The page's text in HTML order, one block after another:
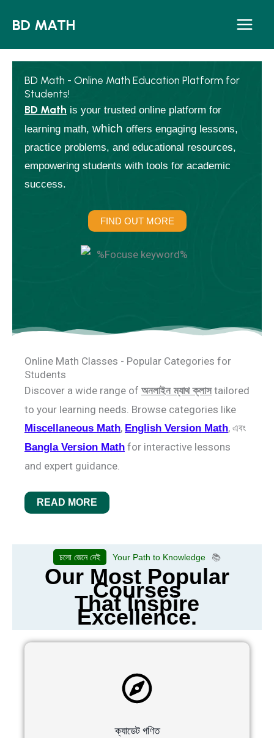
BD MATH
BD Math - Online Math Education Platform for
Students!
BD Math is your trusted online platform for
learning math, which offers engaging lessons,
practice problems, and educational resources,
empowering students with tools for academic
success.
FIND OUT MORE
Online Math Classes - Popular Categories for
Students
Discover a wide range of অনলাইন ম্যাথ ক্লাসtailored
to your learning needs. Browse categories like
Miscellaneous Math, English Version Math, এবং
Bangla Version Math for interactive lessons
and expert guidance.
READ MORE
চলো জেনে নেই Your Path to Knowledge 📚
Our Most Popular
Courses
That Inspire
Excellence.
ক্যাডেট গণিত